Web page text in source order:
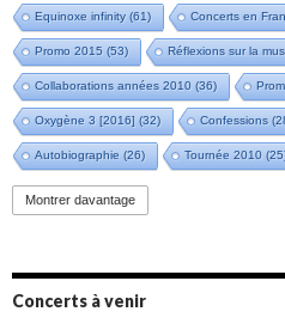
Equinoxe infinity(61) Concerts en
Promo 2015 (53) Réflexions sur la
Collaborations années 2010 (36)
Oxygène 3 [2016] (32) Confessions
Autobiographie (26) Tournée 2010
Promo 2019(23)
Groupe de Recherche Musicale
Montrer davantage
Concerts à venir